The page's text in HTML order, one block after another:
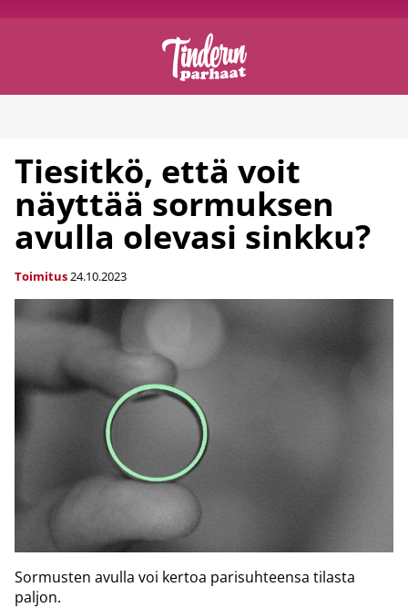
Tiesitkö, että voit
näyttää sormuksen
avulla olevasi sinkku?
Toimitus24.10.2023
Sormusten avulla voi kertoa parisuhteensa tilasta
paljon.